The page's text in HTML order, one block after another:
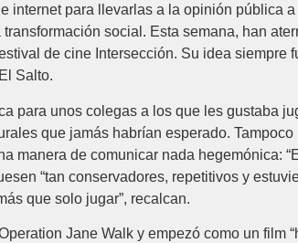
internet para llevarlas a la opinión pública
social. Esta semana, han
de cine Intersección. Su idea
Salto.
para unos colegas a los que les gustaba
que jamás habrían esperado.
manera de comunicar nada hegemónica:
“tan conservadores, repetitivos y
que solo jugar”, recalcan.
Jane Walk y empezó como un